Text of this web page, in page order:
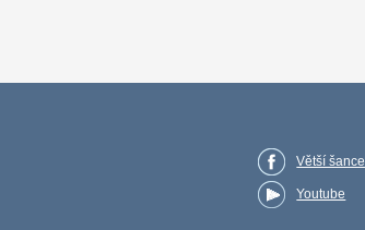
Větší šance
Youtube